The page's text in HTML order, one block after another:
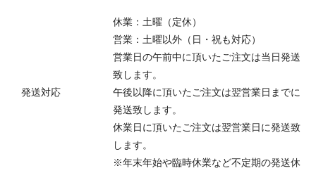
発送対応
休業：土曜（定休）
営業：土曜以外（日・祝も対応）
営業日の午前中に頂いたご注文は当日発送
致します。
午後以降に頂いたご注文は翌営業日までに
発送致します。
休業日に頂いたご注文は翌営業日に発送致
します。
※年末年始や臨時休業など不定期の発送休